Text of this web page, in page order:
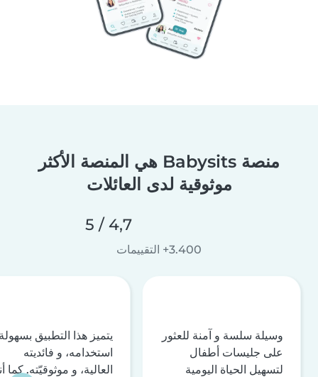
منصة Babysits هي المنصة الأكثر
موثوقية لدى العائلات
4,7 / 5
3.400+ التقييمات
وسيلة سلسة و آمنة للعثور
على جليسات أطفال
لتسهيل الحياة اليومية
يتميز هذا التطبيق
استخدامه، و فائديته
العالية، و موثوقيّته. كما